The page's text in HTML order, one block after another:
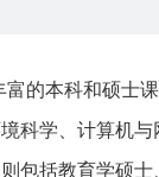
的本科和硕士
科学、计算机
包括教育学硕